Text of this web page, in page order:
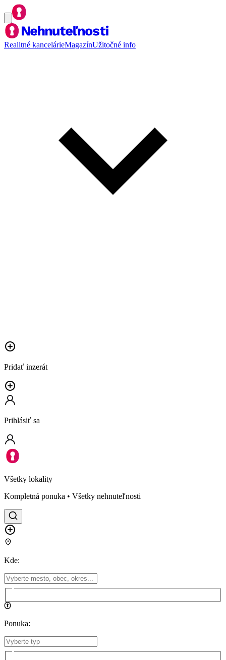
Realitné kancelárieMagazínUžitočné info
Pridať inzerát
Prihlásiť sa
Všetky lokality
Kompletná ponuka • Všetky nehnuteľnosti
Kde:
Ponuka: